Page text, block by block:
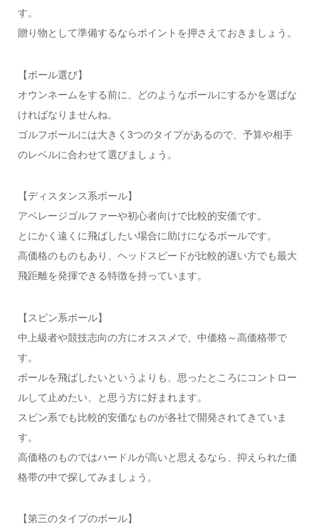
す。
贈り物として準備するならポイントを押さえておきましょう。
【ボール選び】
オウンネームをする前に、どのようなボールにするかを選ばな
ければなりませんね。
ゴルフボールには大きく3つのタイプがあるので、予算や相手
のレベルに合わせて選びましょう。
【ディスタンス系ボール】
アベレージゴルファーや初心者向けで比較的安価です。
とにかく遠くに飛ばしたい場合に助けになるボールです。
高価格のものもあり、ヘッドスピードが比較的遅い方でも最大
飛距離を発揮できる特徴を持っています。
【スピン系ボール】
中上級者や競技志向の方にオススメで、中価格～高価格帯で
す。
ボールを飛ばしたいというよりも、思ったところにコントロー
ルして止めたい、と思う方に好まれます。
スピン系でも比較的安価なものが各社で開発されてきていま
す。
高価格のものではハードルが高いと思えるなら、抑えられた価
格帯の中で探してみましょう。
【第三のタイプのボール】